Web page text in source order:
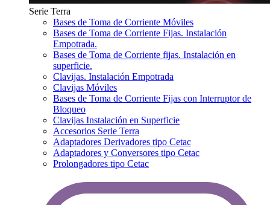
Serie Terra
Bases de Toma de Corriente Móviles
Bases de Toma de Corriente Fijas. Instalación
Empotrada.
Bases de Toma de Corriente fijas. Instalación en
superficie.
Clavijas. Instalación Empotrada
Clavijas Móviles
Bases de Toma de Corriente Fijas con Interruptor de
Bloqueo
Clavijas Instalación en Superficie
Accesorios Serie Terra
Adaptadores Derivadores tipo Cetac
Adaptadores y Conversores tipo Cetac
Prolongadores tipo Cetac